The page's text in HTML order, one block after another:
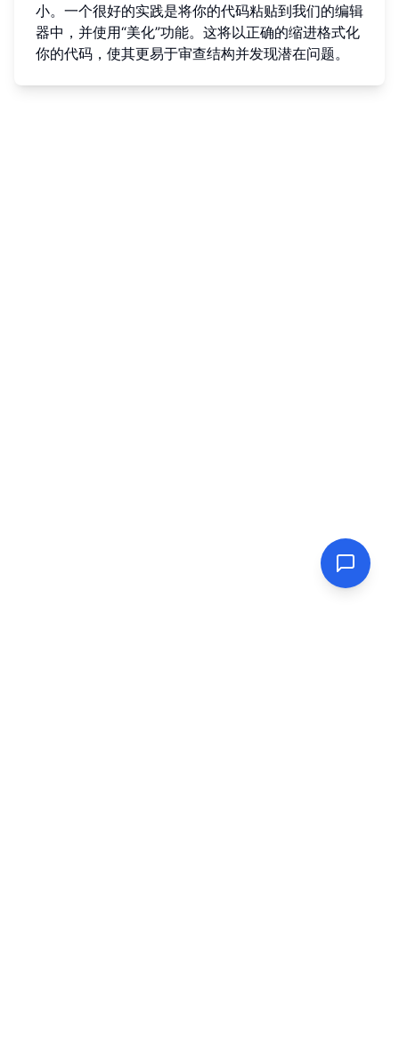
小。一个很好的实践是将你的代码粘贴到我们的编辑
器中，并使用“美化”功能。这将以正确的缩进格式化
你的代码，使其更易于审查结构并发现潜在问题。